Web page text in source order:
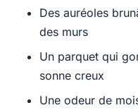
Des auréoles
des murs
Un parquet qui
sonne creux
Une odeur de